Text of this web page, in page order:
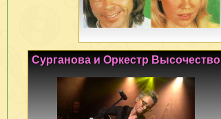
Сурганова и Оркестр Высочество